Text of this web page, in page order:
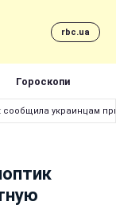
rbc.ua
Гороскопи
сообщила украинцам